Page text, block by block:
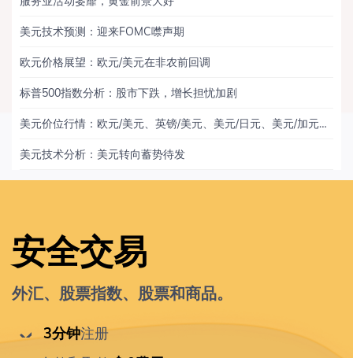
美元技术预测：迎来FOMC噤声期
欧元价格展望：欧元/美元在非农前回调
标普500指数分析：股市下跌，增长担忧加剧
美元价位行情：欧元/美元、英镑/美元、美元/日元、美元/加元、黄金
美元技术分析：美元转向蓄势待发
安全交易
外汇、股票指数、股票和商品。
3分钟注册